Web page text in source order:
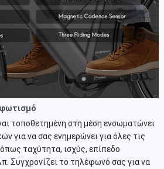
τοποθετημένη στη μέση ενσωματώνει
για να σας ενημερώνει για όλες τις
ταχύτητα, ισχύς, επίπεδο
Συγχρονίζει το τηλέφωνό σας για να